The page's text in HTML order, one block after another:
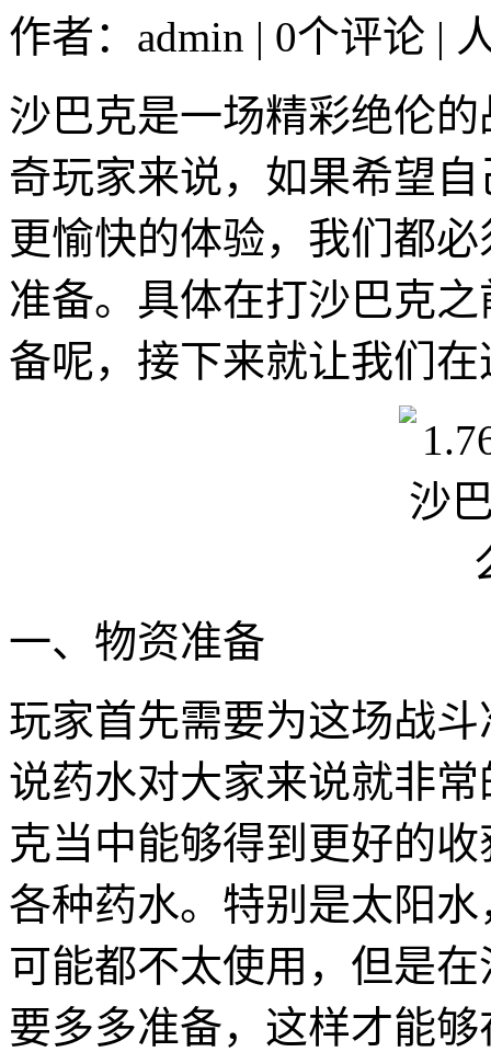
作者：admin | 0个评论 |
沙巴克是一场精彩绝伦
奇玩家来说，如果希望
更愉快的体验，我们都
准备。具体在打沙巴克
备呢，接下来就让我们
一、物资准备
玩家首先需要为这场战
说药水对大家来说就非
克当中能够得到更好的
各种药水。特别是太阳
可能都不太使用，但是
要多多准备，这样才能